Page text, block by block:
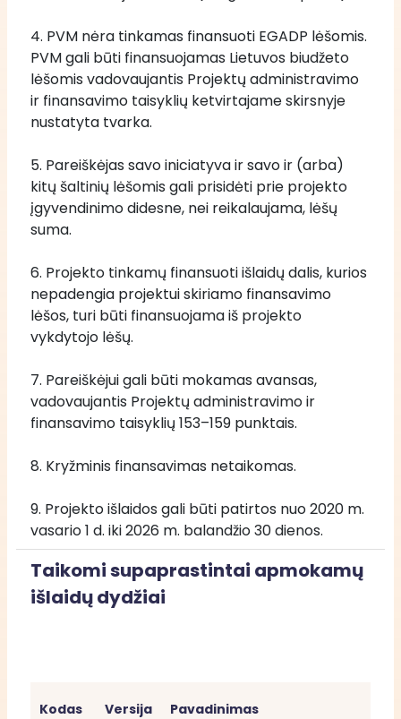
4. PVM nėra tinkamas finansuoti EGADP lėšomis.
PVM gali būti finansuojamas Lietuvos biudžeto
lėšomis vadovaujantis Projektų administravimo
ir finansavimo taisyklių ketvirtajame skirsnyje
nustatyta tvarka.
5. Pareiškėjas savo iniciatyva ir savo ir (arba)
kitų šaltinių lėšomis gali prisidėti prie projekto
įgyvendinimo didesne, nei reikalaujama, lėšų
suma.
6. Projekto tinkamų finansuoti išlaidų dalis, kurios
nepadengia projektui skiriamo finansavimo
lėšos, turi būti finansuojama iš projekto
vykdytojo lėšų.
7. Pareiškėjui gali būti mokamas avansas,
vadovaujantis Projektų administravimo ir
finansavimo taisyklių 153–159 punktais.
8. Kryžminis finansavimas netaikomas.
9. Projekto išlaidos gali būti patirtos nuo 2020 m.
vasario 1 d. iki 2026 m. balandžio 30 dienos.
Taikomi supaprastintai apmokamų
išlaidų dydžiai
Kodas Versija Pavadinimas